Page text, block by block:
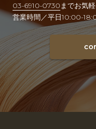
03-6910-0730 までお気
営業時間／平日10:00-